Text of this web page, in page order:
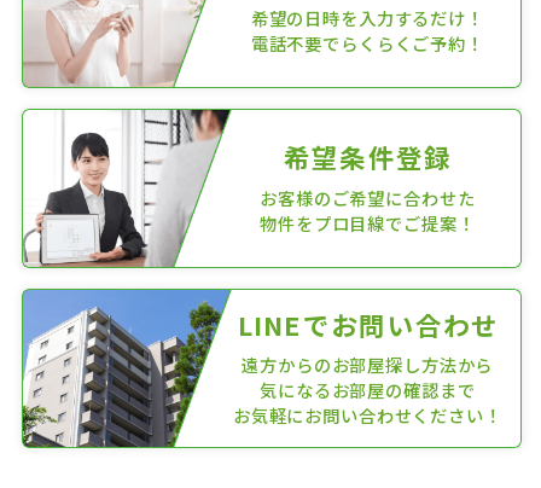
希望の日時を入力するだけ！
電話不要でらくらくご予約！
希望条件登録
お客様のご希望に合わせた
物件をプロ目線でご提案！
LINEでお問い合わせ
遠方からのお部屋探し方法から
気になるお部屋の確認まで
お気軽にお問い合わせください！